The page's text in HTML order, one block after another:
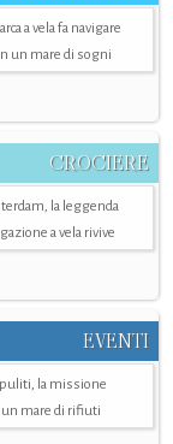
a vela fa navigare
un mare di sogni
CROCIERE
la leggenda
a vela rivive
EVENTI
puliti, la missione
un mare di rifiuti